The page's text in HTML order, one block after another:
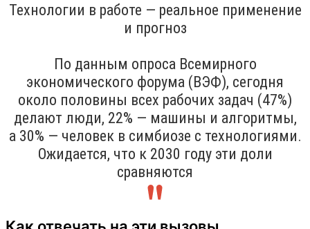
Технологии в работе — реальное применение
и прогноз
По данным опроса Всемирного
экономического форума (ВЭФ), сегодня
около половины всех рабочих задач (47%)
делают люди, 22% — машины и алгоритмы,
а 30% — человек в симбиозе с технологиями.
Ожидается, что к 2030 году эти доли
сравняются